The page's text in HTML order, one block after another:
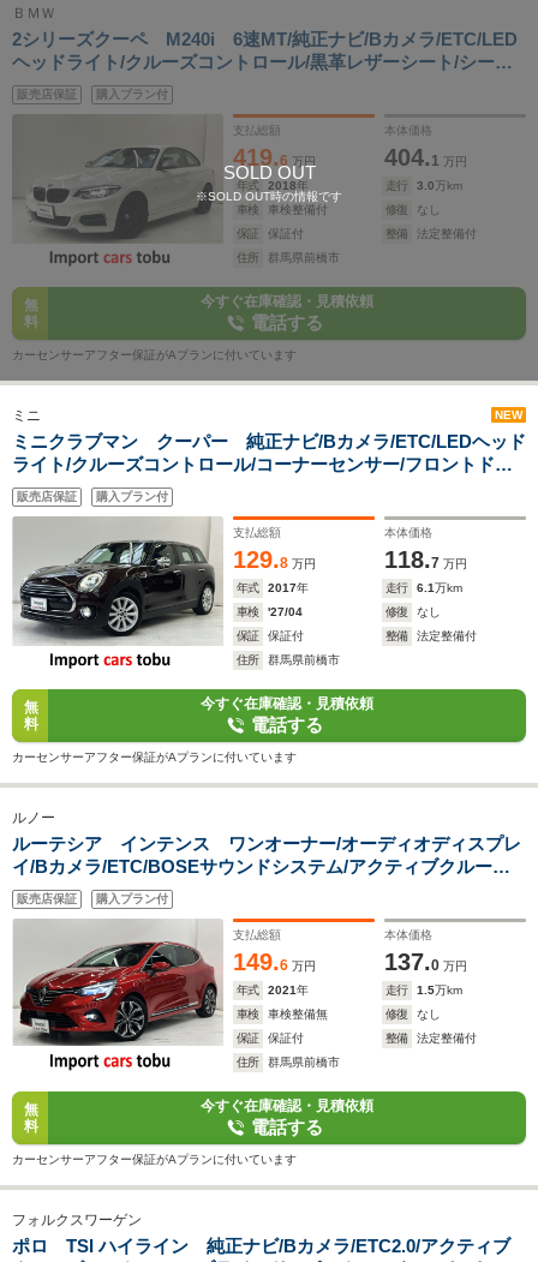
SOLD OUT
※SOLD OUT時の情報です
ＢＭＷ
2シリーズクーペ M240i 6速MT/純正ナビ/Bカメラ/ETC/LED
ヘッドライト/クルーズコントロール/黒革レザーシート/シート
ヒーター/フロントドライブレコーダー/前後障害物センサー/M
スポーツブルーキャリパー/スマートキー/キーレス
販売店保証 購入プラン付
支払総額
419.6 万円
本体価格
404. 1 万円
年式
2018年 走行 3.0万km
車検
車検整備付 修復
なし
保証
保証付 整備
法定整備付
住所
群馬県前橋市
無
料
今すぐ在庫確認・見積依頼
電話する
カーセンサーアフター保証がAプランに付いています
ミニ NEW
ミニクラブマン クーパー 純正ナビ/Bカメラ/ETC/LEDヘッド
ライト/クルーズコントロール/コーナーセンサー/フロントドラ
イブレコーダー/純正アルミホイール/Bluetooth対応/前後フォグ
ランプ/スマートキー/キーレス
販売店保証 購入プラン付
支払総額
129.8 万円
本体価格
118.7 万円
年式
2017年 走行 6.1万km
車検
'27/04 修復
なし
保証
保証付 整備
法定整備付
住所
群馬県前橋市
無
料
今すぐ在庫確認・見積依頼
電話する
カーセンサーアフター保証がAプランに付いています
ルノー
ルーテシア インテンス ワンオーナー/オーディオディスプレ
イ/Bカメラ/ETC/BOSEサウンドシステム/アクティブクルーズ
コントロール/ブラインドスポットモニター/ステアリングヒータ
ー/LEDヘッドライト/スマートキー
販売店保証 購入プラン付
支払総額
149.6 万円
本体価格
137.0 万円
年式
2021年 走行 1.5万km
車検
車検整備無 修復
なし
保証
保証付 整備
法定整備付
住所
群馬県前橋市
無
料
今すぐ在庫確認・見積依頼
電話する
カーセンサーアフター保証がAプランに付いています
フォルクスワーゲン
ポロ TSI ハイライン 純正ナビ/Bカメラ/ETC2.0/アクティブ